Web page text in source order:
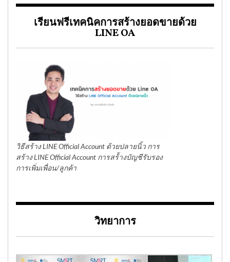
เรียนฟรีเทคนิคการสร้างยอดขายด้วย
LINE OA
วิธีสร้าง LINE Official Account ด้วยปลายนิ้ว การ
สร้าง LINE Official Account การสร้้างบัญชีรับรอง
การเพิ่มเพื่อน/ลูกค้า
วิทยาการ